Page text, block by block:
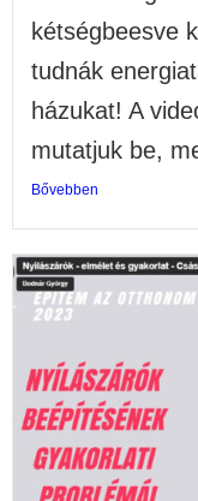
kétségbeesve
tudnák
házukat! A
mutatjuk be,
Bővebben